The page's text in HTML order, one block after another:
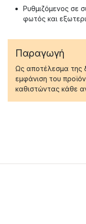
Ρυθμιζόμενος σε
φωτός και
Παραγωγή
Ως αποτέλεσμα της
εμφάνιση του
καθιστώντας κάθε